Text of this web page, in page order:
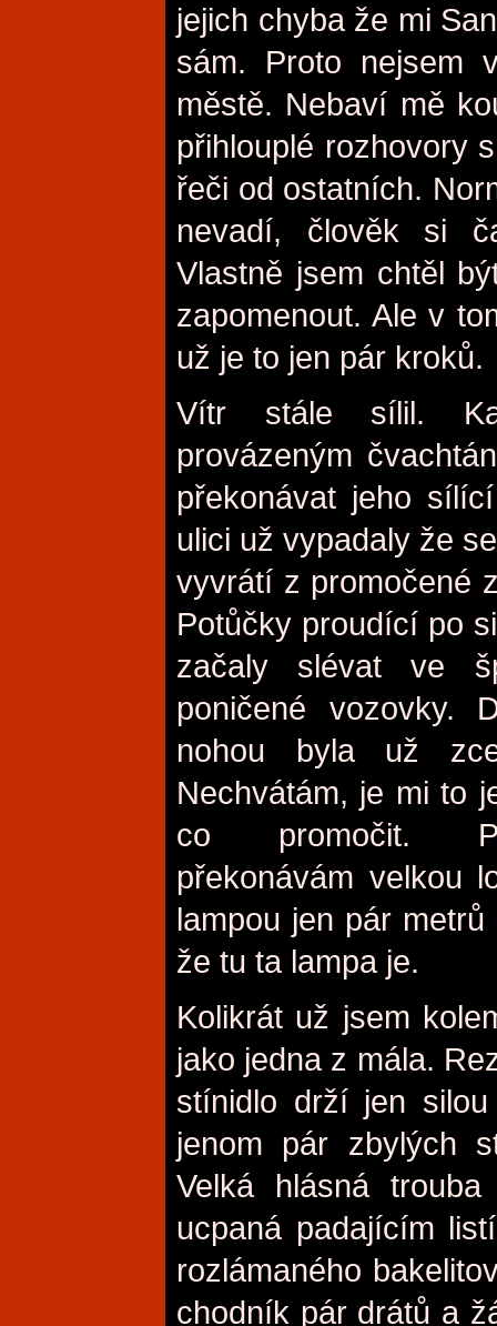
jejich chyba že mi
sám. Proto nejsem
městě. Nebaví mě
přihlouplé rozhovory
řeči od ostatních.
nevadí, člověk si
Vlastně jsem chtěl
zapomenout. Ale v
už je to jen pár kroků.
Vítr stále sílil.
provázeným
překonávat jeho
ulici už vypadaly že
vyvrátí z promočené
Potůčky proudící po
začaly slévat ve
poničené vozovky.
nohou byla už
Nechvátám, je mi to
co promočit.
překonávám velkou
lampou jen pár
že tu ta lampa je.
Kolikrát už jsem
jako jedna z mála.
stínidlo drží jen
jenom pár zbylých
Velká hlásná
ucpaná padajícím
rozlámaného
chodník pár drátů a